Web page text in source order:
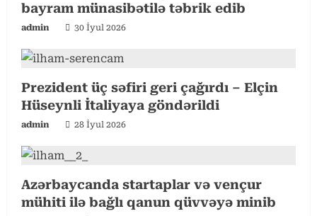
e
a
i
n
g
bayram münasibətilə təbrik edib
admin 30 İyul 2026
Prezident üç səfiri geri çağırdı – Elçin
Hüseynli İtaliyaya göndərildi
admin 28 İyul 2026
Azərbaycanda startaplar və vençur
mühiti ilə bağlı qanun qüvvəyə minib